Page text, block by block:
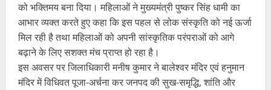
को भक्तिमय बना दिया। महिलाओं ने मुख्यमंत्री पुष्कर सिंह धामी का
आभार व्यक्त करते हुए कहा कि इस पहल से लोक संस्कृति को नई ऊर्जा
मिल रही है तथा महिलाओं को अपनी सांस्कृतिक परंपराओं को आगे
बढ़ाने के लिए सशक्त मंच प्राप्त हो रहा है।
इस अवसर पर जिलाधिकारी मनीष कुमार ने बालेश्वर मंदिर एवं हनुमान
मंदिर में विधिवत पूजा-अर्चना कर जनपद की सुख-समृद्धि, शांति और